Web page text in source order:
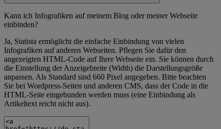
Kann ich Infografiken auf meinem Blog oder meiner Webseite
einbinden?
Ja, Statista ermöglicht die einfache Einbindung von vielen
Infografiken auf anderen Webseiten. Pflegen Sie dafür den
angezeigten HTML-Code auf Ihrer Webseite ein. Sie können durch
die Einstellung der Anzeigebreite (Width) die Darstellungsgröße
anpassen. Als Standard sind 660 Pixel angegeben. Bitte beachten
Sie bei Wordpress-Seiten und anderen CMS, dass der Code in die
HTML-Seite eingebunden werden muss (eine Einbindung als
Artikeltext reicht nicht aus).